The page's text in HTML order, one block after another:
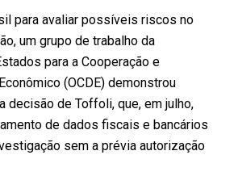
para avaliar possíveis riscos no
um grupo de trabalho da
para a Cooperação e
(OCDE) demonstrou
decisão de Toffoli, que, em julho,
de dados fiscais e bancários
sem a prévia autorização